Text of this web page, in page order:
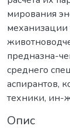
мирования
механизации
предназна-
среднего
аспирантов,
техники, ин-
Опис